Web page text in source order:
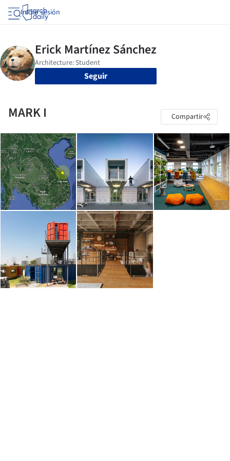
Iniciar sesión
Seguir
MARK I Compartir